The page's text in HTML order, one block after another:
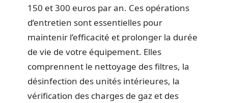
150 et 300 euros par an. Ces opérations
d’entretien sont essentielles pour
maintenir l’efficacité et prolonger la durée
de vie de votre équipement. Elles
comprennent le nettoyage des filtres, la
désinfection des unités intérieures, la
vérification des charges de gaz et des